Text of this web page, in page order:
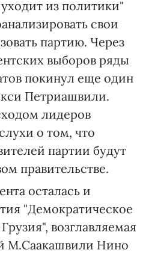
из политики"
свои
партию. Через
выборов ряды
покинул еще один
Петриашвили.
лидеров
о том, что
партии будут
правительстве.
осталась и
"Демократическое
возглавляемая
М.Саакашвили Нино